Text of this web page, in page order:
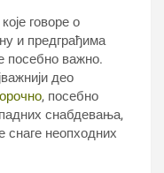
говоре о
и предграђима
посебно важно.
део
, посебно
снабдевања,
снаге неопходних